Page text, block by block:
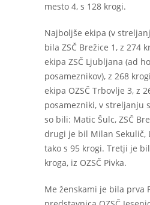
mesto 4, s 128 krogi.
Najboljše ekipa (v
bila ZSČ Brežice 1, z 274
ekipa ZSČ Ljubljana (ad
posameznikov), z 268
ekipa OZSČ Trbovlje 3, z
posamezniki, v streljanju
so bili: Matic Šulc, ZSČ
drugi je bil Milan Sekulič,
tako s 95 krogi. Tretji je
kroga, iz OZSČ Pivka.
Me ženskami je bila prva